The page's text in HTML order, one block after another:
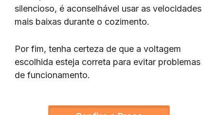
silencioso, é aconselhável usar as velocidades
mais baixas durante o cozimento.
Por fim, tenha certeza de que a voltagem
escolhida esteja correta para evitar problemas
de funcionamento.